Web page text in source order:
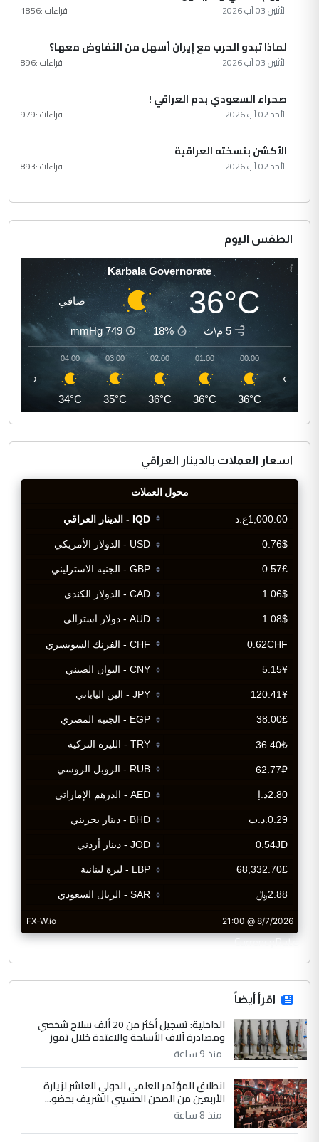
الأثنين 03 آب 2026 قراءات :1856
لماذا تبدو الحرب مع إيران أسهل من التفاوض معها؟
الأثنين 03 آب 2026 قراءات :896
صحراء السعودي بدم العراقي !
الأحد 02 آب 2026 قراءات :979
الأكشن بنسخته العراقية
الأحد 02 آب 2026 قراءات :893
الطقس اليوم
Karbala Governorate
36°C صافي
5 م\ث 18%
749
mmHg
00:00
36°C
01:00
36°C
02:00
36°C
03:00
35°C
04:00
34°C
‹ ›
اسعار العملات بالدينار العراقي
CurrencyRate
اقرأ أيضاً
الداخلية: تسجيل أكثر من 20 ألف سلاح شخصي
ومصادرة آلاف الأسلحة والاعتدة خلال تموز
منذ 9 ساعة
انطلاق المؤتمر العلمي الدولي العاشر لزيارة
الأربعين من الصحن الحسيني الشريف بحضو...
منذ 8 ساعة